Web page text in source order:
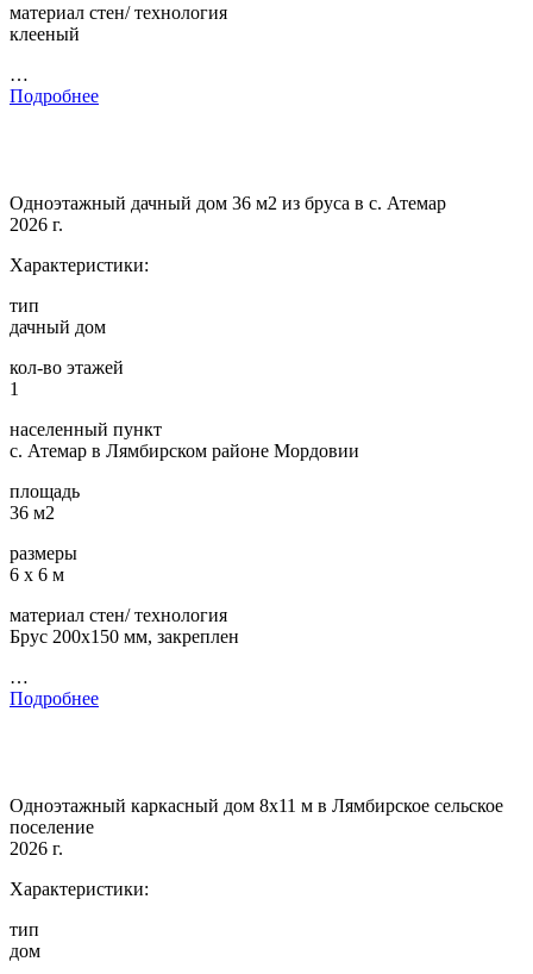
материал стен/ технология
клееный
…
Подробнее
Одноэтажный дачный дом 36 м2 из бруса в с. Атемар
2026 г.
Характеристики:
тип
дачный дом
кол-во этажей
1
населенный пункт
с. Атемар в Лямбирском районе Мордовии
площадь
36 м2
размеры
6 х 6 м
материал стен/ технология
Брус 200х150 мм, закреплен
…
Подробнее
Одноэтажный каркасный дом 8х11 м в Лямбирское сельское
поселение
2026 г.
Характеристики:
тип
дом